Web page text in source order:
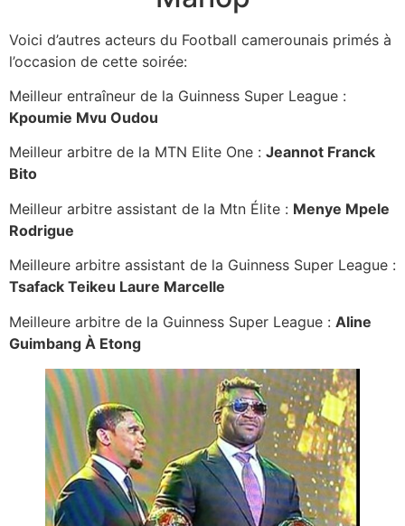
Voici d’autres acteurs du Football camerounais primés à
l’occasion de cette soirée:
Meilleur entraîneur de la Guinness Super League :
Kpoumie Mvu Oudou
Meilleur arbitre de la MTN Elite One : Jeannot Franck
Bito
Meilleur arbitre assistant de la Mtn Élite : Menye Mpele
Rodrigue
Meilleure arbitre assistant de la Guinness Super League :
Tsafack Teikeu Laure Marcelle
Meilleure arbitre de la Guinness Super League : Aline
Guimbang À Etong